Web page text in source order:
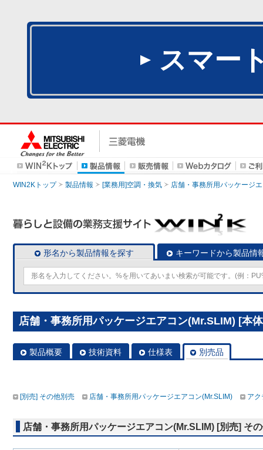
スマー
WIN2Kトップ 製品情報 [業務用]空調・換気 店舗・事務所用パッケージ
形名から製品情報を探す キーワードから製品情
店舗・事務所用パッケージエアコン(Mr.SLIM) [本
製品概要 技術資料 仕様表 別売品
[別売] その他別売 店舗・事務所用パッケージエアコン(Mr.SLIM) ア
店舗・事務所用パッケージエアコン(Mr.SLIM) [別売] そ